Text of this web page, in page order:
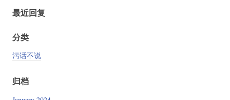
最近回复
分类
污话不说
归档